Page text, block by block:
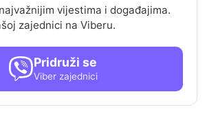
vijestima i događajima.
zajednici na Viberu.
Pridruži se
Viber zajednici